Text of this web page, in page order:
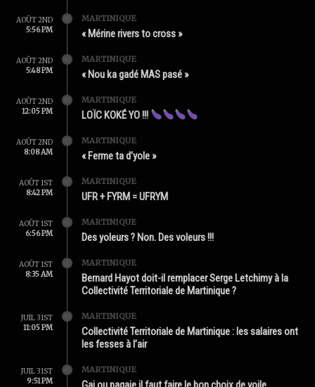
AOÛT 2ND
5:56 PM
MARTINIQUE
« Mérine rivers to cross »
AOÛT 2ND
5:48 PM
MARTINIQUE
« Nou ka gadé MAS pasé »
AOÛT 2ND
12:05 PM
MARTINIQUE
LOÏC KOKÉ YO !!!
AOÛT 2ND
8:08 AM
MARTINIQUE
« Ferme ta d’yole »
AOÛT 1ST
8:42 PM
MARTINIQUE
UFR + FYRM = UFRYM
AOÛT 1ST
6:56 PM
MARTINIQUE
Des yoleurs ? Non. Des voleurs !!!
AOÛT 1ST
8:35 AM
MARTINIQUE
Bernard Hayot doit-il remplacer Serge Letchimy à la
Collectivité Territoriale de Martinique ?
JUIL 31ST
11:05 PM
MARTINIQUE
Collectivité Territoriale de Martinique : les salaires ont
les fesses à l’air
JUIL 31ST
9:51 PM
MARTINIQUE